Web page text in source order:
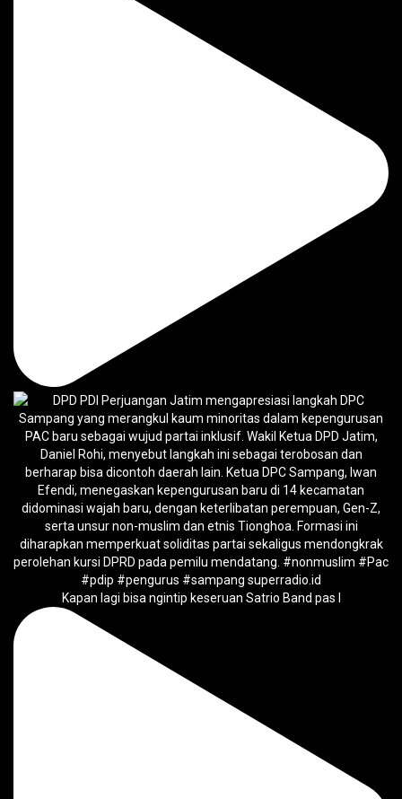
Kapan lagi bisa ngintip keseruan Satrio Band pas l